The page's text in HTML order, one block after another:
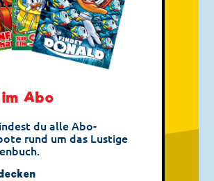
im Abo
du alle Abo-
rund um das Lustige